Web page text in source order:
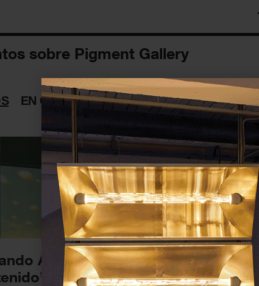
sobre Pigment Gallery
EN CURSO PASADAS FUTURAS
Adam — ‘Paisaje